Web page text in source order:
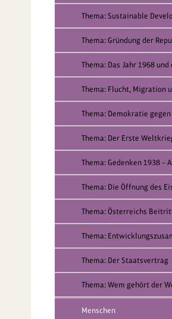
Thema: Sustainable
Thema: Gründung der
Thema: Das Jahr 1968
Thema: Flucht, Migration
Thema: Demokratie
Thema: Der Erste
Thema: Gedenken 1938 –
Thema: Die Öffnung des
Thema: Österreichs
Thema:
Thema: Der Staatsvertrag
Thema: Wem gehört der
Menschen